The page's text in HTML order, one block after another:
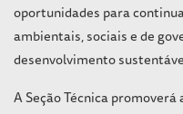
oportunidades para
ambientais, sociais e de
desenvolvimento
A Seção Técnica